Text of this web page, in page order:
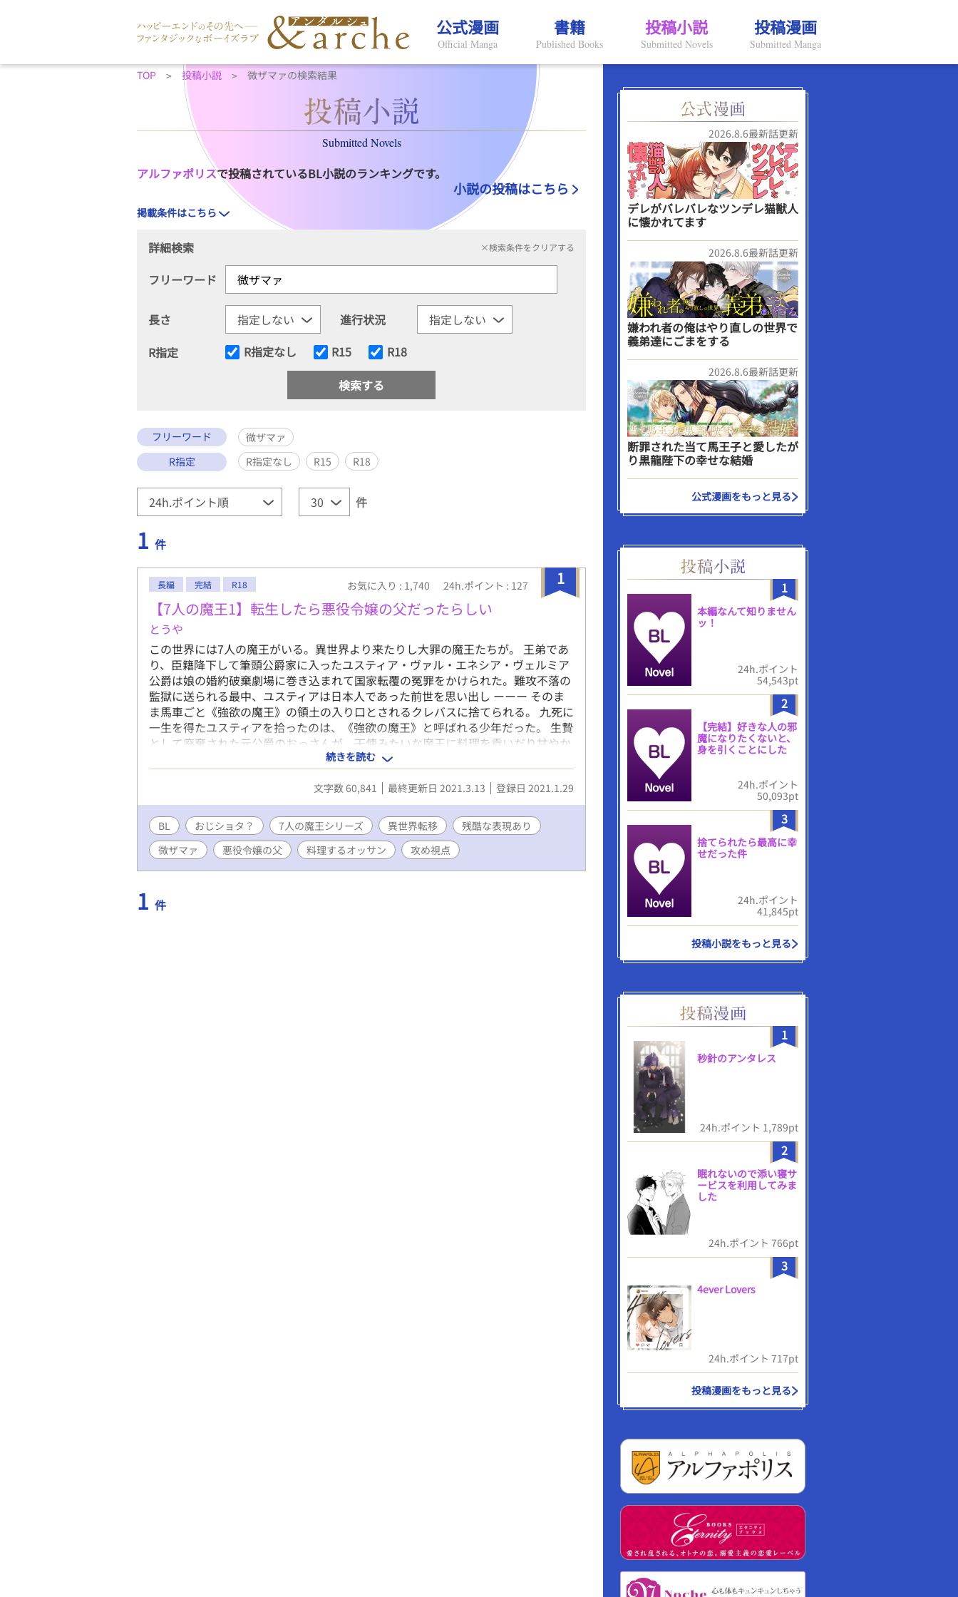
公式漫画
Official Manga
書籍
Published Books
投稿小説
Submitted Novels
投稿漫画
Submitted Manga
TOP 投稿小説 微ザマァの検索結果
Submitted Novels
アルファポリスで投稿されているBL小説のランキングです。
小説の投稿はこちら
掲載条件はこちら
詳細検索 ×検索条件をクリアする
フリーワード
長さ
進行状況
R指定
R指定なし R15 R18
フリーワード
微ザマァ
R指定
R指定なし R15 R18
件
1 件
1
長編 完結 R18 お気に入り : 1,740 24h.ポイント : 127
【7人の魔王1】転生したら悪役令嬢の父だったらしい
とうや
この世界には7人の魔王がいる。異世界より来たりし大罪の魔王たちが。 王弟であ
り、臣籍降下して筆頭公爵家に入ったユスティア・ヴァル・エネシア・ヴェルミア
公爵は娘の婚約破棄劇場に巻き込まれて国家転覆の冤罪をかけられた。難攻不落の
監獄に送られる最中、ユスティアは日本人であった前世を思い出し ーーー そのま
ま馬車ごと《強欲の魔王》の領土の入り口とされるクレバスに捨てられる。 九死に
一生を得たユスティアを拾ったのは、《強欲の魔王》と呼ばれる少年だった。 生贄
として廃棄された元公爵のおっさんが、天使みたいな魔王に料理を貢いだり甘やか
しまくったりする話です。中盤から受けが美少年→美青年に成長します。 甘やかし
元公爵×お子様魔王。主に攻め(元公爵)視点。
******************************************** ATTENTION
******************************************** ＊独自設定があります。随時更新の
【人物紹介とネタバレ含む裏設定】を参考にしてください。 ＊子供に関するセンシ
ティブかつ、人道に反する残酷な表現があります。グロ、胸糞注意報です。エロは
あんまりありません。 ＊コメントは返せませんが、ありがたく拝読してから認証し
ています。 ＊ストックがあれば毎日0時ごろ更新。1話あたりの文字数は少ないで
続きを読む
文字数 60,841 最終更新日 2021.3.13 登録日 2021.1.29
BL おじショタ？ 7人の魔王シリーズ 異世界転移
残酷な表現あり
微ザマァ
悪役令嬢の父 料理するオッサン 攻め視点
1 件
2026.8.6最新話更新
デレがバレバレなツンデレ猫獣人
に懐かれてます
2026.8.6最新話更新
嫌われ者の俺はやり直しの世界で
義弟達にごまをする
2026.8.6最新話更新
断罪された当て馬王子と愛したが
り黒龍陛下の幸せな結婚
公式漫画をもっと見る
1
本編なんて知りません
ッ！
24h.ポイント
54,543pt
2
【完結】好きな人の邪
魔になりたくないと、
身を引くことにした
24h.ポイント
50,093pt
3
捨てられたら最高に幸
せだった件
24h.ポイント
41,845pt
投稿小説をもっと見る
1
秒針のアンタレス
24h.ポイント 1,789pt
2
眠れないので添い寝サ
ービスを利用してみま
した
24h.ポイント 766pt
3
4ever Lovers
24h.ポイント 717pt
投稿漫画をもっと見る